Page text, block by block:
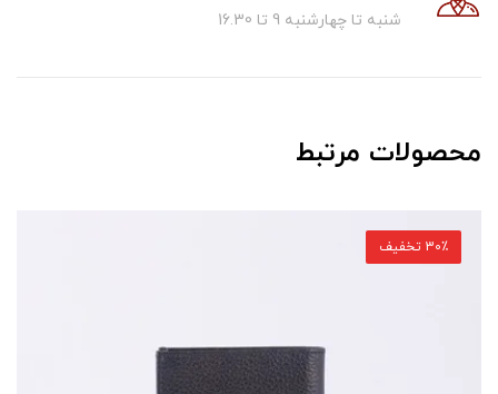
شنبه تا چهارشنبه 9 تا 16.30
محصولات مرتبط
30٪ تخفیف